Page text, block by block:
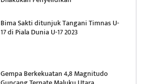
Bima Sakti ditunjuk Tangani Timnas U-
17 di Piala Dunia U-17 2023
Gempa Berkekuatan 4,8 Magnitudo